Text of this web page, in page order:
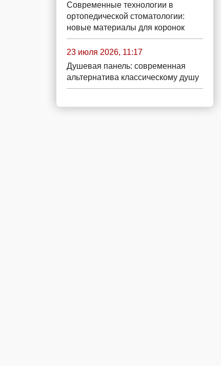
Современные технологии в
ортопедической стоматологии:
новые материалы для коронок
23 июля 2026, 11:17
Душевая панель: современная
альтернатива классическому душу